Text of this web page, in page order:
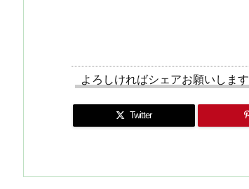
よろしければシェアお願いします
Twitter